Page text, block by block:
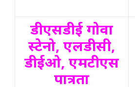
डीएसडीई गोवा
स्टेनो, एलडीसी,
डीईओ, एमटीएस
पात्रता